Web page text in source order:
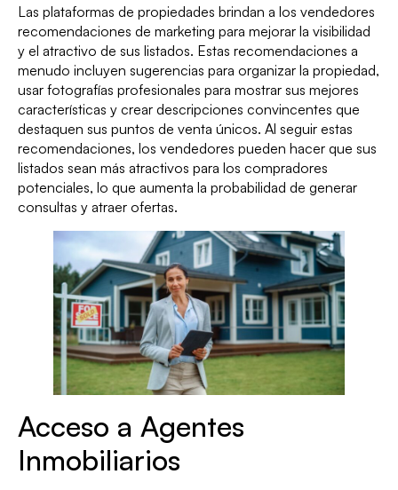
Las plataformas de propiedades brindan a los vendedores
recomendaciones de marketing para mejorar la visibilidad
y el atractivo de sus listados. Estas recomendaciones a
menudo incluyen sugerencias para organizar la propiedad,
usar fotografías profesionales para mostrar sus mejores
características y crear descripciones convincentes que
destaquen sus puntos de venta únicos. Al seguir estas
recomendaciones, los vendedores pueden hacer que sus
listados sean más atractivos para los compradores
potenciales, lo que aumenta la probabilidad de generar
consultas y atraer ofertas.
Acceso a Agentes
Inmobiliarios